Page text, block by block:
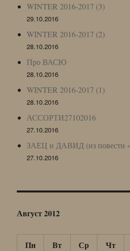
WINTER 2016-2017 (3)
29.10.2016
WINTER 2016-2017 (2)
28.10.2016
Про ВАСЮ
28.10.2016
WINTER 2016-2017 (1)
28.10.2016
АССОРТИ27102016
27.10.2016
ЗАЕЦ и ДАВИД (из повести
27.10.2016
Август 2012
Пн Вт Ср Чт